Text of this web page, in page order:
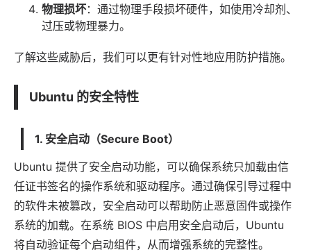
物理损坏：通过物理手段损坏硬件，如使用冷却剂、
过压或物理暴力。
了解这些威胁后，我们可以更有针对性地应用 防护措施。
Ubuntu 的安全特性
1. 安全启动（Secure Boot）
Ubuntu 提供了安全启动功能，可以确保系统只加载由信
任证书签名的操作系统和驱动程序。通过确保引导过程中
的软件未被篡改，安全启动可以帮助防止恶意固件或操作
系统的加载。在系统 BIOS 中启用安全启动后，Ubuntu
将自动验证每个启动组件，从而增强系统的完整性。